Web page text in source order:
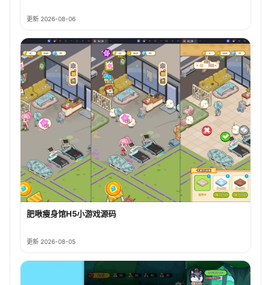
更新 2026-08-06
肥啾瘦身馆H5小游戏源码
更新 2026-08-05